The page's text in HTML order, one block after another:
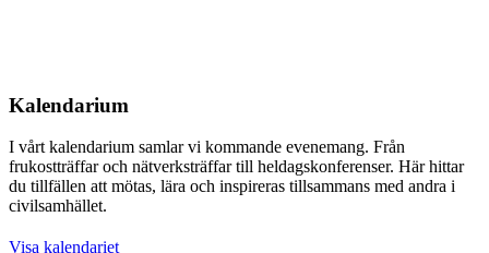
Kalendarium
I vårt kalendarium samlar vi kommande evenemang. Från
frukostträffar och nätverksträffar till heldagskonferenser. Här hittar
du tillfällen att mötas, lära och inspireras tillsammans med andra i
civilsamhället.
Visa kalendariet